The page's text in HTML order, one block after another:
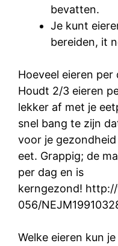
bevatten.
Je kunt
bereiden, it
Hoeveel eieren
Houdt 2/3 eieren
lekker af met je
snel bang te zijn
voor je
eet. Grappig; de
per dag en is
kerngezond!
056/
Welke eieren kun